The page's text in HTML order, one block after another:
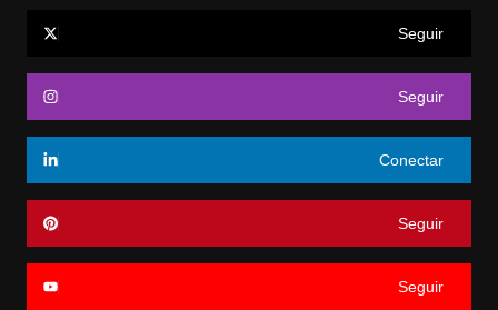
Seguir
Seguir
Conectar
Seguir
Seguir